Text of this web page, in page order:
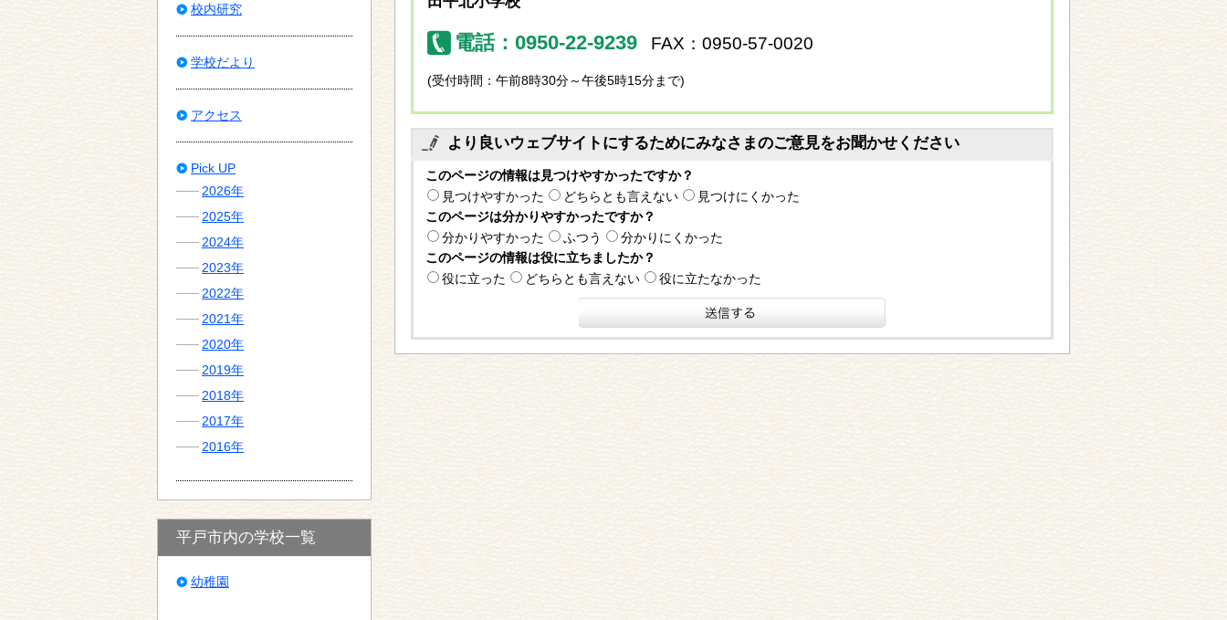
電話：0950-22-9239 FAX：0950-57-0020
(受付時間：午前8時30分～午後5時15分まで)
より良いウェブサイトにするためにみなさまのご意見をお聞かせください
このページの情報は見つけやすかったですか？
見つけやすかった
どちらとも言えない
見つけにくかった
このページは分かりやすかったですか？
分かりやすかった
ふつう
分かりにくかった
このページの情報は役に立ちましたか？
役に立った
どちらとも言えない 役に立たなかった
校内研究
学校だより
アクセス
Pick UP
2026年
2025年
2024年
2023年
2022年
2021年
2020年
2019年
2018年
2017年
2016年
平戸市内の学校一覧
幼稚園